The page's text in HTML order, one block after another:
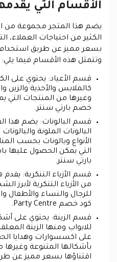
الأقسام التي
يضم هذا المتجر مجموعة من
الكثير من احتياجات العملاء،
بسعر مميز عن طريق
وتتمثل هذه الأقسام فيما يلي:
قسم الأعياد: يحتوي على
كالملابس والأحذية والزين
وغيرها من المنتجات التي
خصم بارتي سنتر.
قسم البالونات: يضم
البالونات الملونة
الأنواع وبالونات بحسب
التي يمكن الحصول عليها
بارتي سنتر.
قسم الأزياء التنكرية:
من الأزياء التنكرية لأبرز
للرجال والنساء والأطفال
كود خصم Party Centre.
قسم الزينة: يحتوي على
للابواب ومنها الزينة
على اكسسوارات وهدايا
بأشكالها المتنوعة
اقتناؤها بسعر مميز عن